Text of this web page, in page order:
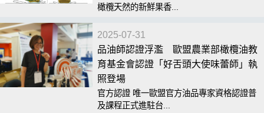
橄欖天然的新鮮果香...
2025-07-31
品油師認證浮濫 歐盟農業部橄欖油教
育基金會認證「好舌頭大使味蕾師」執
照登場
官方認證 唯一歐盟官方油品專家資格認證普
及課程正式進駐台...